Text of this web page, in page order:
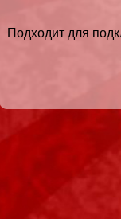
Подходит для